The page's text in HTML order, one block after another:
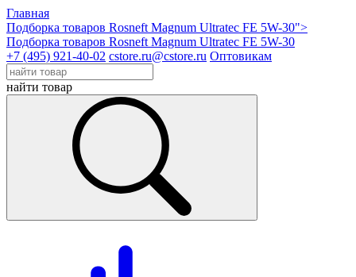
Главная
Подборка товаров Rosneft Magnum Ultratec FE 5W-30">
Подборка товаров Rosneft Magnum Ultratec FE 5W-30
+7 (495) 921-40-02 cstore.ru@cstore.ru Оптовикам
найти товар